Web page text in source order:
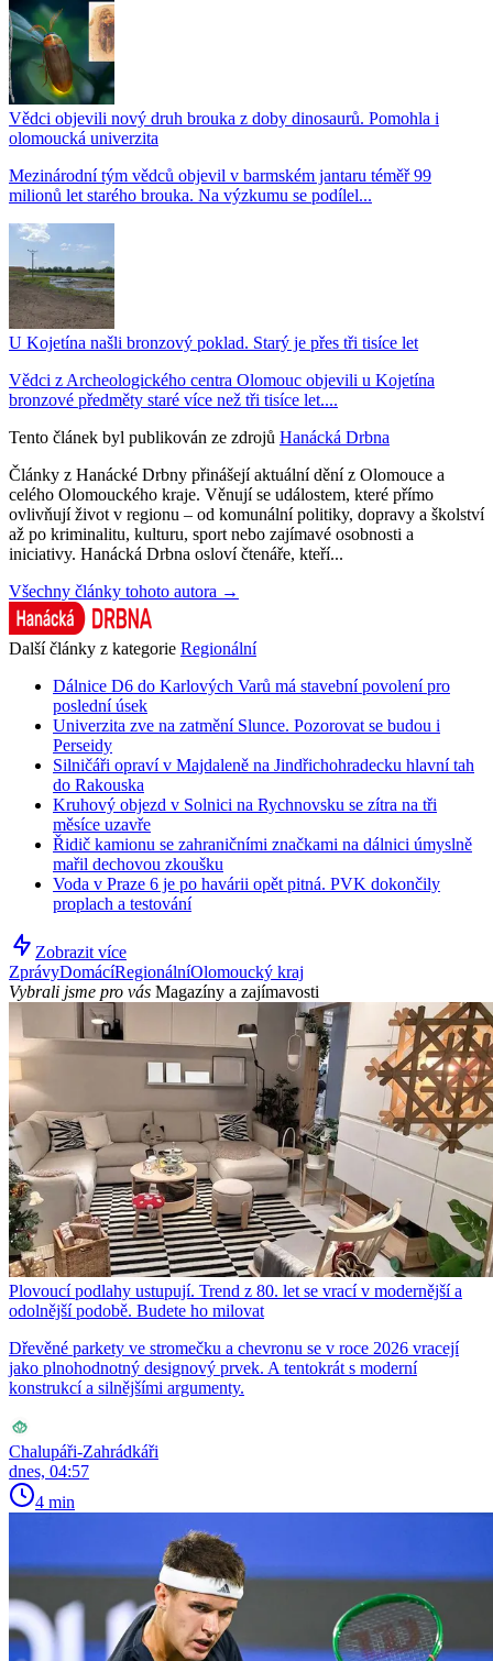
Vědci objevili nový druh brouka z doby dinosaurů. Pomohla i
olomoucká univerzita
Mezinárodní tým vědců objevil v barmském jantaru téměř 99
milionů let starého brouka. Na výzkumu se podílel...
U Kojetína našli bronzový poklad. Starý je přes tři tisíce let
Vědci z Archeologického centra Olomouc objevili u Kojetína
bronzové předměty staré více než tři tisíce let....
Tento článek byl publikován ze zdrojů Hanácká Drbna
Články z Hanácké Drbny přinášejí aktuální dění z Olomouce a
celého Olomouckého kraje. Věnují se událostem, které přímo
ovlivňují život v regionu – od komunální politiky, dopravy a školství
až po kriminalitu, kulturu, sport nebo zajímavé osobnosti a
iniciativy. Hanácká Drbna osloví čtenáře, kteří...
Všechny články tohoto autora →
Další články z kategorie Regionální
Dálnice D6 do Karlových Varů má stavební povolení pro
poslední úsek
Univerzita zve na zatmění Slunce. Pozorovat se budou i
Perseidy
Silničáři opraví v Majdaleně na Jindřichohradecku hlavní tah
do Rakouska
Kruhový objezd v Solnici na Rychnovsku se zítra na tři
měsíce uzavře
Řidič kamionu se zahraničními značkami na dálnici úmyslně
mařil dechovou zkoušku
Voda v Praze 6 je po havárii opět pitná. PVK dokončily
proplach a testování
Zobrazit více
ZprávyDomácíRegionálníOlomoucký kraj
Vybrali jsme pro vás Magazíny a zajímavosti
Plovoucí podlahy ustupují. Trend z 80. let se vrací v modernější a
odolnější podobě. Budete ho milovat
Dřevěné parkety ve stromečku a chevronu se v roce 2026 vracejí
jako plnohodnotný designový prvek. A tentokrát s moderní
konstrukcí a silnějšími argumenty.
Chalupáři-Zahrádkáři
dnes, 04:57
4 min